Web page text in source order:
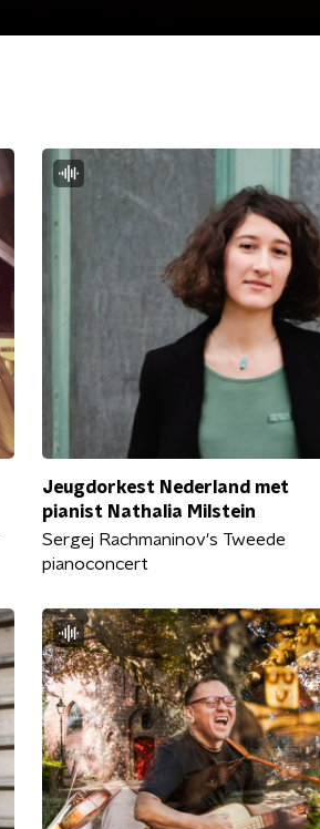
Jeugdorkest Nederland met
pianist Nathalia Milstein
Sergej Rachmaninov's Tweede
pianoconcert